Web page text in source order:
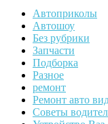
Автоприколы
Автошоу
Без рубрики
Запчасти
Подборка
Разное
ремонт
Ремонт авто
Советы